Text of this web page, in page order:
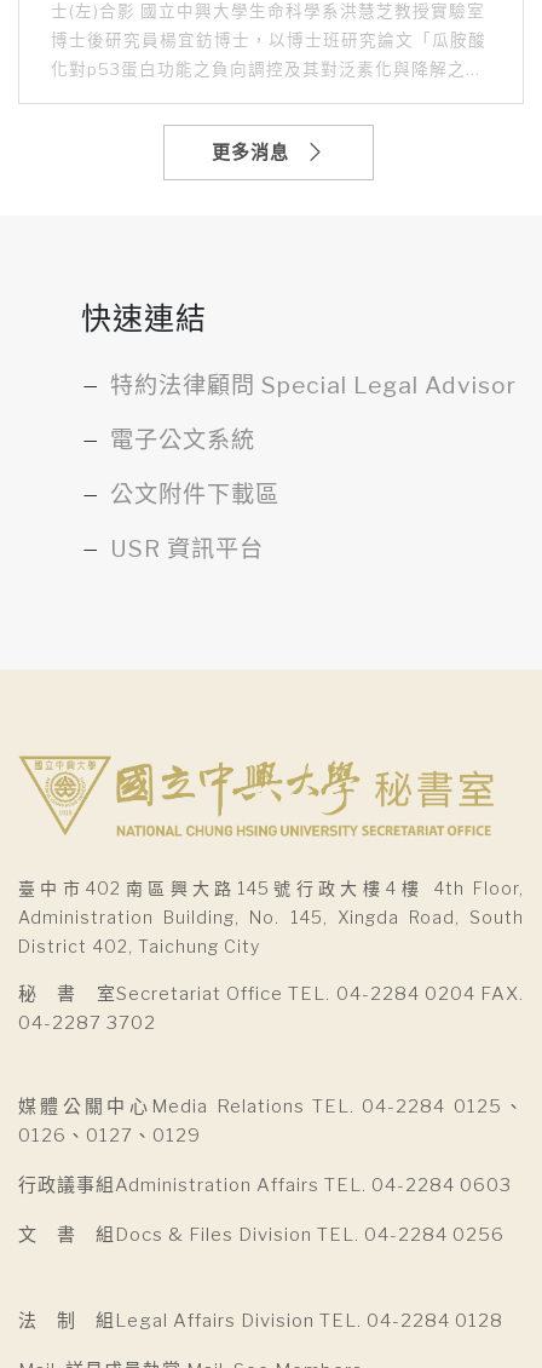
士(左)合影 國立中興大學生命科學系洪慧芝教授實驗室
博士後研究員楊宜鈁博士，以博士班研究論文「瓜胺酸
化對p53蛋白功能之負向調控及其對泛素化與降解之…
更多消息
快速連結
特約法律顧問 Special Legal Advisor
電子公文系統
公文附件下載區
USR 資訊平台
臺中市402南區興大路145號行政大樓4樓 4th Floor,
Administration Building, No. 145, Xingda Road, South
District 402, Taichung City
秘 書 室Secretariat Office TEL. 04-2284 0204 FAX.
04-2287 3702
媒體公關中心Media Relations TEL. 04-2284 0125、
0126、0127、0129
行政議事組Administration Affairs TEL. 04-2284 0603
文 書 組Docs & Files Division TEL. 04-2284 0256
法 制 組Legal Affairs Division TEL. 04-2284 0128